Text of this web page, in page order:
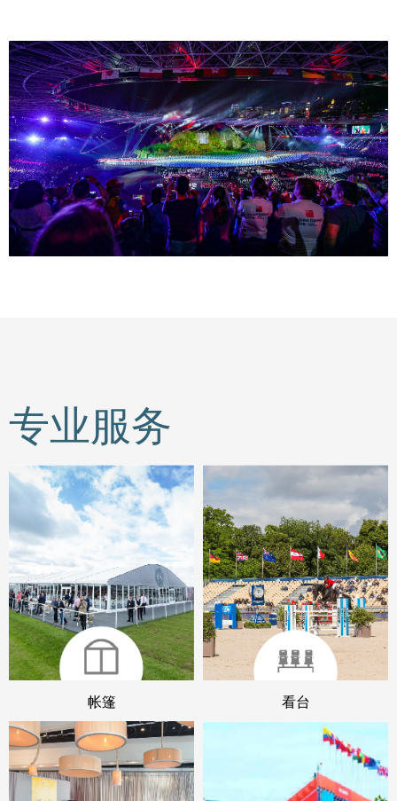
专业服务
帐篷 看台